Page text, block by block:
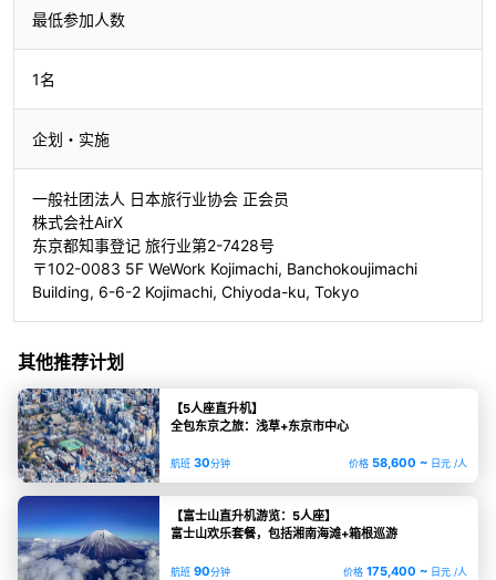
最低参加人数
1名
企划・实施
一般社团法人 日本旅行业协会 正会员
株式会社AirX
东京都知事登记 旅行业第2-7428号
〒102-0083 5F WeWork Kojimachi, Banchokoujimachi
Building, 6-6-2 Kojimachi, Chiyoda-ku, Tokyo
其他推荐计划
【5人座直升机】
全包东京之旅：浅草+东京市中心
航班 30分钟 价格 58,600 ~ 日元 /人
【富士山直升机游览：5人座】
富士山欢乐套餐，包括湘南海滩+箱根巡游
航班 90分钟 价格 175,400 ~ 日元 /人